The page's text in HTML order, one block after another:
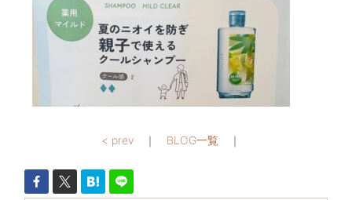
< prev｜ BLOG一覧｜